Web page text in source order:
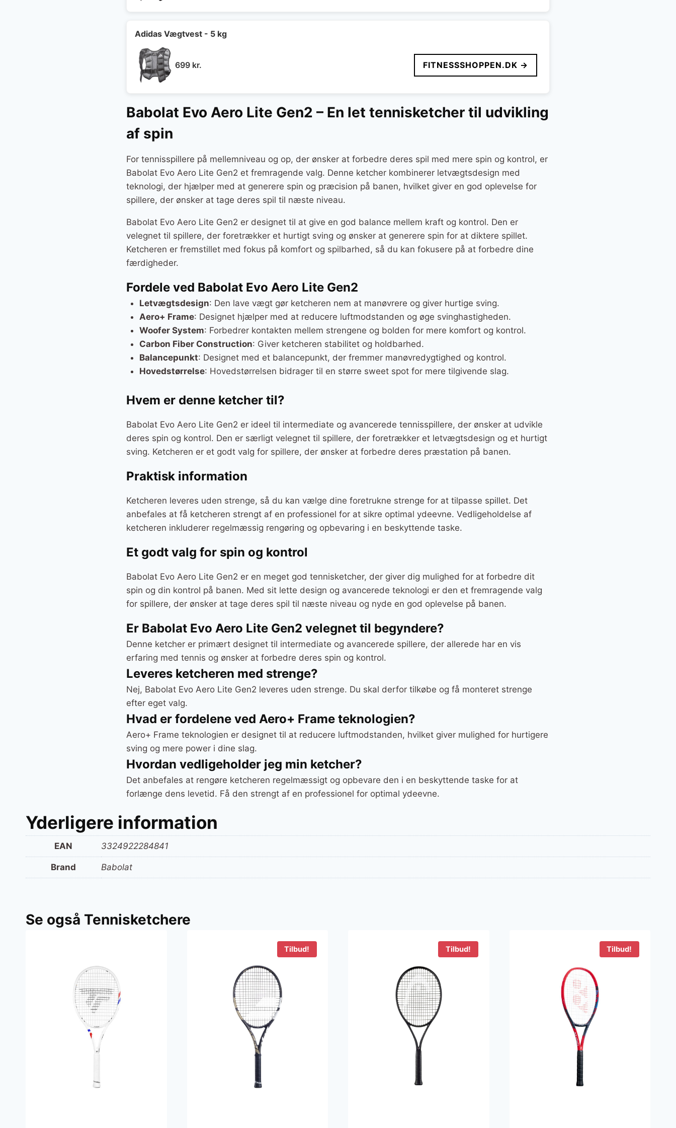
Adidas Vægtvest - 5 kg
699 kr. FITNESSSHOPPEN.DK →
Babolat Evo Aero Lite Gen2 – En let tennisketcher til udvikling
af spin
For tennisspillere på mellemniveau og op, der ønsker at forbedre deres spil med mere spin og kontrol, er
Babolat Evo Aero Lite Gen2 et fremragende valg. Denne ketcher kombinerer letvægtsdesign med
teknologi, der hjælper med at generere spin og præcision på banen, hvilket giver en god oplevelse for
spillere, der ønsker at tage deres spil til næste niveau.
Babolat Evo Aero Lite Gen2 er designet til at give en god balance mellem kraft og kontrol. Den er
velegnet til spillere, der foretrækker et hurtigt sving og ønsker at generere spin for at diktere spillet.
Ketcheren er fremstillet med fokus på komfort og spilbarhed, så du kan fokusere på at forbedre dine
færdigheder.
Fordele ved Babolat Evo Aero Lite Gen2
Letvægtsdesign: Den lave vægt gør ketcheren nem at manøvrere og giver hurtige sving.
Aero+ Frame: Designet hjælper med at reducere luftmodstanden og øge svinghastigheden.
Woofer System: Forbedrer kontakten mellem strengene og bolden for mere komfort og kontrol.
Carbon Fiber Construction: Giver ketcheren stabilitet og holdbarhed.
Balancepunkt: Designet med et balancepunkt, der fremmer manøvredygtighed og kontrol.
Hovedstørrelse: Hovedstørrelsen bidrager til en større sweet spot for mere tilgivende slag.
Hvem er denne ketcher til?
Babolat Evo Aero Lite Gen2 er ideel til intermediate og avancerede tennisspillere, der ønsker at udvikle
deres spin og kontrol. Den er særligt velegnet til spillere, der foretrækker et letvægtsdesign og et hurtigt
sving. Ketcheren er et godt valg for spillere, der ønsker at forbedre deres præstation på banen.
Praktisk information
Ketcheren leveres uden strenge, så du kan vælge dine foretrukne strenge for at tilpasse spillet. Det
anbefales at få ketcheren strengt af en professionel for at sikre optimal ydeevne. Vedligeholdelse af
ketcheren inkluderer regelmæssig rengøring og opbevaring i en beskyttende taske.
Et godt valg for spin og kontrol
Babolat Evo Aero Lite Gen2 er en meget god tennisketcher, der giver dig mulighed for at forbedre dit
spin og din kontrol på banen. Med sit lette design og avancerede teknologi er den et fremragende valg
for spillere, der ønsker at tage deres spil til næste niveau og nyde en god oplevelse på banen.
Er Babolat Evo Aero Lite Gen2 velegnet til begyndere?
Denne ketcher er primært designet til intermediate og avancerede spillere, der allerede har en vis
erfaring med tennis og ønsker at forbedre deres spin og kontrol.
Leveres ketcheren med strenge?
Nej, Babolat Evo Aero Lite Gen2 leveres uden strenge. Du skal derfor tilkøbe og få monteret strenge
efter eget valg.
Hvad er fordelene ved Aero+ Frame teknologien?
Aero+ Frame teknologien er designet til at reducere luftmodstanden, hvilket giver mulighed for hurtigere
sving og mere power i dine slag.
Hvordan vedligeholder jeg min ketcher?
Det anbefales at rengøre ketcheren regelmæssigt og opbevare den i en beskyttende taske for at
forlænge dens levetid. Få den strengt af en professionel for optimal ydeevne.
Yderligere information
EAN 3324922284841
Brand Babolat
Se også Tennisketchere
Tilbud! Tilbud! Tilbud!